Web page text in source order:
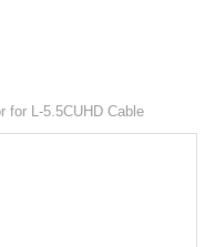
for L-5.5CUHD Cable